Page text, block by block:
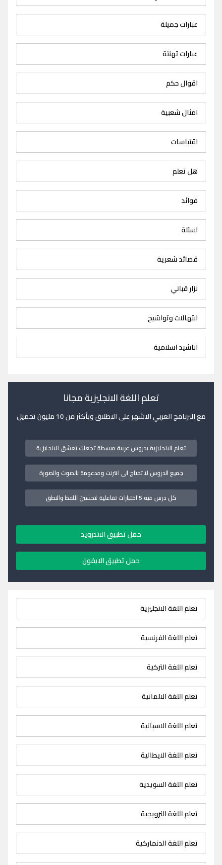
عبارات جميلة
عبارات تهنئة
اقوال حكم
امثال شعبية
اقتباسات
هل تعلم
فوائد
اسئلة
قصائد شعرية
نزار قباني
ابتهالات وتواشيح
اناشيد اسلامية
تعلم اللغة الانجليزية مجانا
مع البرنامج العربي الاشهر على الاطلاق وبأكثر من 10 مليون تحميل
تعلم الانجليزية بدروس عربية مبسطة تجعلك تعشق الانجليزية
جميع الدروس لا تحتاج الى انترنت ومدعومة بالصوت والصورة
كل درس فيه 5 اختبارات تفاعلية لتحسين اللفظ والنطق
حمل تطبيق الاندرويد
حمل تطبيق الايفون
تعلم اللغة الانجليزية
تعلم اللغة الفرنسية
تعلم اللغة التركية
تعلم اللغة الالمانية
تعلم اللغة الاسبانية
تعلم اللغة الايطالية
تعلم اللغة السويدية
تعلم اللغة النرويجية
تعلم اللغة الدنماركية